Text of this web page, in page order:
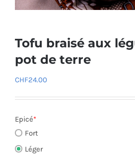
Tofu braisé aux
pot de terre
CHF24.00
Epicé*
Fort
Léger